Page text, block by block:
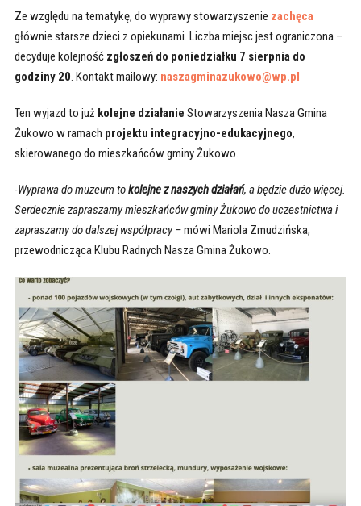
Ze względu na tematykę, do wyprawy stowarzyszenie zachęca
głównie starsze dzieci z opiekunami. Liczba miejsc jest ograniczona –
decyduje kolejność zgłoszeń do poniedziałku 7 sierpnia do
godziny 20. Kontakt mailowy: naszagminazukowo@wp.pl
Ten wyjazd to już kolejne działanie Stowarzyszenia Nasza Gmina
Żukowo w ramach projektu integracyjno-edukacyjnego,
skierowanego do mieszkańców gminy Żukowo.
-Wyprawa do muzeum tokolejne z naszych działań, a będzie dużo więcej.
Serdecznie zapraszamy mieszkańców gminy Żukowo do uczestnictwa i
zapraszamy do dalszej współpracy –mówi Mariola Zmudzińska,
przewodnicząca Klubu Radnych Nasza Gmina Żukowo.